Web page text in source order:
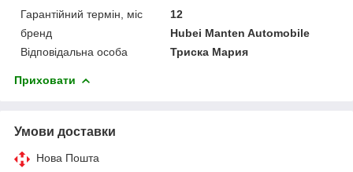
Гарантійний термін, міс
12
бренд
Hubei Manten Automobile
Відповідальна особа
Триска Мария
Приховати
Умови доставки
Нова Пошта